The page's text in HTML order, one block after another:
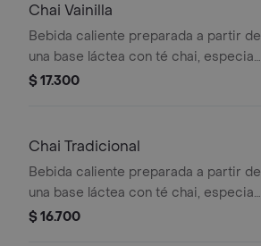
Chai Vainilla
Bebida caliente preparada a partir de
una base láctea con té chai, especias,
sabor de vainilla, endulzado con miel y
$ 17.300
Chai Tradicional
Bebida caliente preparada a partir de
una base láctea con té chai, especias
y endulzado con miel.
$ 16.700